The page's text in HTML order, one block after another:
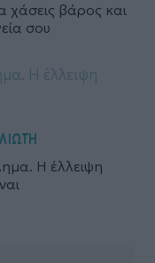
βάρος και
σου
Η έλλειψη